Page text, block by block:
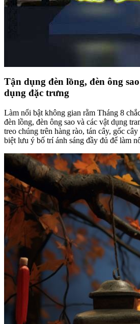
Tận dụng đèn lồng, đèn ông
dụng đặc trưng
Làm nổi bật không gian rằm Tháng 8
đèn lồng, đèn ông sao và các vật dụng
treo chúng trên hàng rào, tán cây, gốc
biệt lưu ý bố trí ánh sáng đầy đủ để làm